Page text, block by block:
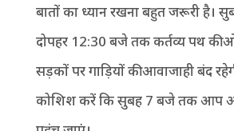
बातों का ध्यान रखना बहुत जरूरी है।
दोपहर 12:30 बजे तक कर्तव्य पथ की
सड़कों पर गाड़ियों की आवाजाही बंद
कोशिश करें कि सुबह 7 बजे तक आप